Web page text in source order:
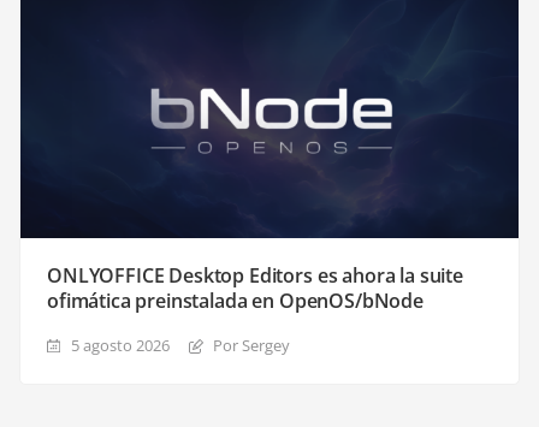
ONLYOFFICE Desktop Editors es ahora la suite
ofimática preinstalada en OpenOS/bNode
5 agosto 2026 Por Sergey